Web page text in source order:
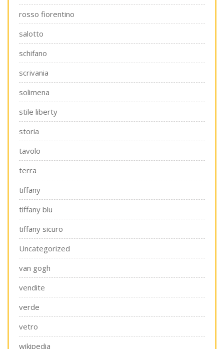
rosso fiorentino
salotto
schifano
scrivania
solimena
stile liberty
storia
tavolo
terra
tiffany
tiffany blu
tiffany sicuro
Uncategorized
van gogh
vendite
verde
vetro
wikipedia